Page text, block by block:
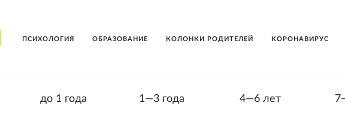
ПСИХОЛОГИЯ ОБРАЗОВАНИЕ КОЛОНКИ РОДИТЕЛЕЙ КОРОНАВИРУС
до 1 года 1—3 года 4—6 лет